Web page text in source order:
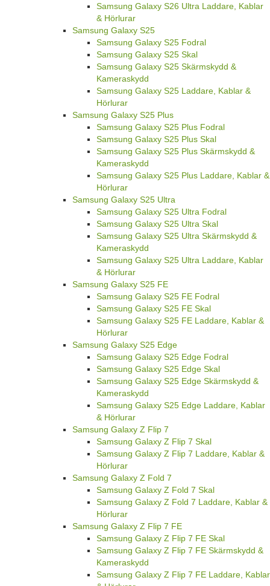
Samsung Galaxy S26 Ultra Laddare, Kablar
& Hörlurar
Samsung Galaxy S25
Samsung Galaxy S25 Fodral
Samsung Galaxy S25 Skal
Samsung Galaxy S25 Skärmskydd &
Kameraskydd
Samsung Galaxy S25 Laddare, Kablar &
Hörlurar
Samsung Galaxy S25 Plus
Samsung Galaxy S25 Plus Fodral
Samsung Galaxy S25 Plus Skal
Samsung Galaxy S25 Plus Skärmskydd &
Kameraskydd
Samsung Galaxy S25 Plus Laddare, Kablar &
Hörlurar
Samsung Galaxy S25 Ultra
Samsung Galaxy S25 Ultra Fodral
Samsung Galaxy S25 Ultra Skal
Samsung Galaxy S25 Ultra Skärmskydd &
Kameraskydd
Samsung Galaxy S25 Ultra Laddare, Kablar
& Hörlurar
Samsung Galaxy S25 FE
Samsung Galaxy S25 FE Fodral
Samsung Galaxy S25 FE Skal
Samsung Galaxy S25 FE Laddare, Kablar &
Hörlurar
Samsung Galaxy S25 Edge
Samsung Galaxy S25 Edge Fodral
Samsung Galaxy S25 Edge Skal
Samsung Galaxy S25 Edge Skärmskydd &
Kameraskydd
Samsung Galaxy S25 Edge Laddare, Kablar
& Hörlurar
Samsung Galaxy Z Flip 7
Samsung Galaxy Z Flip 7 Skal
Samsung Galaxy Z Flip 7 Laddare, Kablar &
Hörlurar
Samsung Galaxy Z Fold 7
Samsung Galaxy Z Fold 7 Skal
Samsung Galaxy Z Fold 7 Laddare, Kablar &
Hörlurar
Samsung Galaxy Z Flip 7 FE
Samsung Galaxy Z Flip 7 FE Skal
Samsung Galaxy Z Flip 7 FE Skärmskydd &
Kameraskydd
Samsung Galaxy Z Flip 7 FE Laddare, Kablar